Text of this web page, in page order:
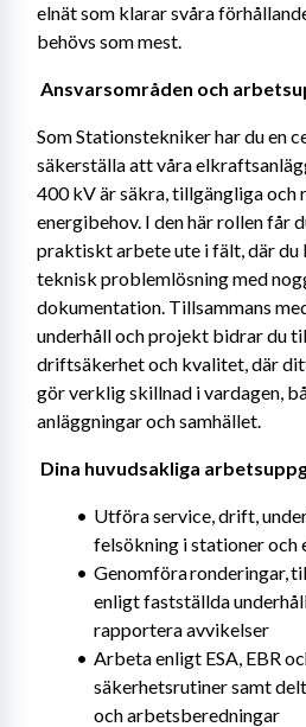
elnät som klarar svåra
behövs som mest.
Ansvarsområden och
Som Stationstekniker har du en
säkerställa att våra
400 kV är säkra, tillgängliga och
energibehov. I den här rollen får
praktiskt arbete ute i fält, där du
teknisk problemlösning med
dokumentation. Tillsammans
underhåll och projekt bidrar du
driftsäkerhet och kvalitet, där
gör verklig skillnad i vardagen,
anläggningar och samhället.
Dina huvudsakliga
Utföra service, drift,
felsökning i stationer och
Genomföra ronderingar,
enligt fastställda
rapportera avvikelser
Arbeta enligt ESA, EBR
säkerhetsrutiner samt
och arbetsberedningar